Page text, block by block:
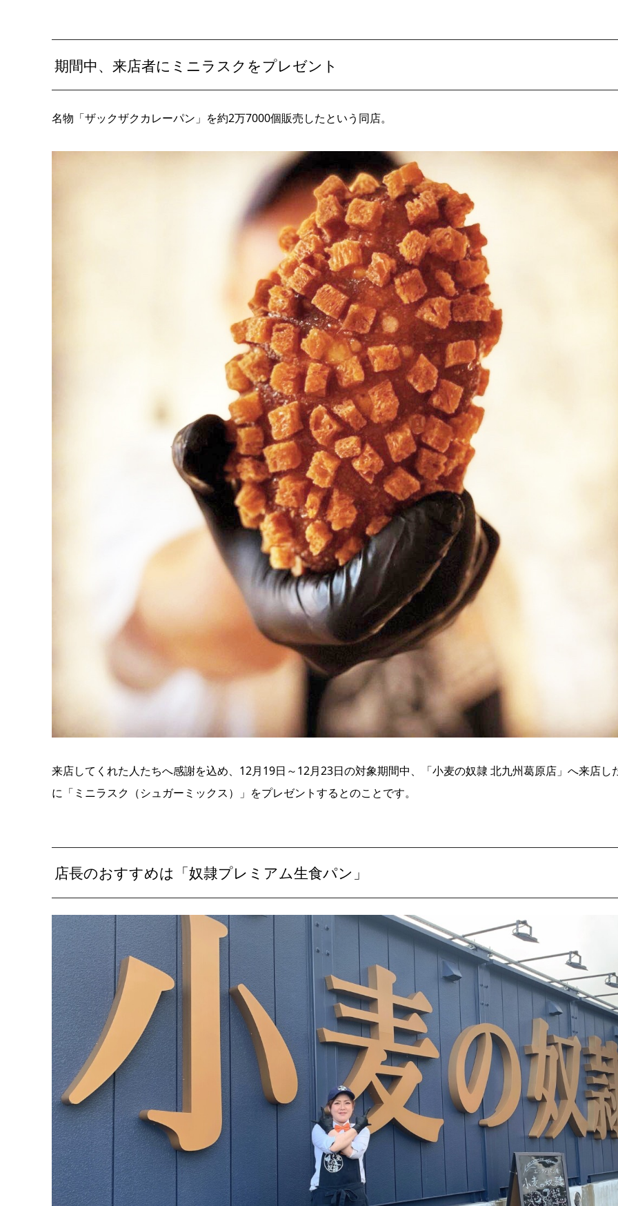
期間中、来店者にミニラスクをプレゼント
名物「ザックザクカレーパン」を約2万7000個販売したという同店。
来店してくれた人たちへ感謝を込め、12月19日～12月23日の対象期間中、「小麦の奴隷 北九州葛原店」へ来店し
に「ミニラスク（シュガーミックス）」をプレゼントするとのことです。
店長のおすすめは「奴隷プレミアム生食パン」